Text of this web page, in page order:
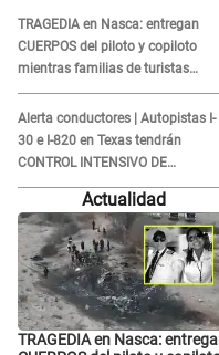
quedar así"
TRAGEDIA en Nasca: entregan
CUERPOS del piloto y copiloto
mientras familias de turistas
esperan identificación
Alerta conductores | Autopistas I-
30 e I-820 en Texas tendrán
CONTROL INTENSIVO DE
SEGURIDAD: Estas serán las
HORAS CRÍTICASActualidad
TRAGEDIA en Nasca: